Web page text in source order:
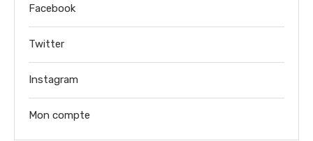
Facebook
Twitter
Instagram
Mon compte